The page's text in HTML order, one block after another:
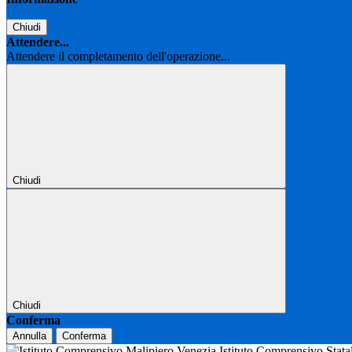
Chiudi
Attendere...
Attendere il completamento dell'operazione...
Chiudi
Chiudi
Conferma
Annulla Conferma